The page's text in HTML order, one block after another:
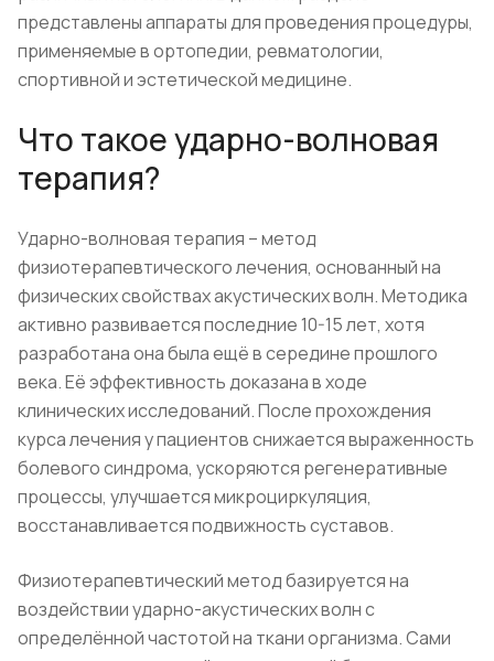
представлены аппараты для проведения процедуры,
применяемые в ортопедии, ревматологии,
спортивной и эстетической медицине.
Что такое ударно-волновая
терапия?
Ударно-волновая терапия – метод
физиотерапевтического лечения, основанный на
физических свойствах акустических волн. Методика
активно развивается последние 10-15 лет, хотя
разработана она была ещё в середине прошлого
века. Её эффективность доказана в ходе
клинических исследований. После прохождения
курса лечения у пациентов снижается выраженность
болевого синдрома, ускоряются регенеративные
процессы, улучшается микроциркуляция,
восстанавливается подвижность суставов.
Физиотерапевтический метод базируется на
воздействии ударно-акустических волн с
определённой частотой на ткани организма. Сами